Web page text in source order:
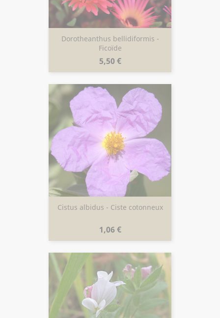
Dorotheanthus bellidiformis -
Ficoïde
Prix
5,50 €
Cistus albidus - Ciste cotonneux
Prix
1,06 €